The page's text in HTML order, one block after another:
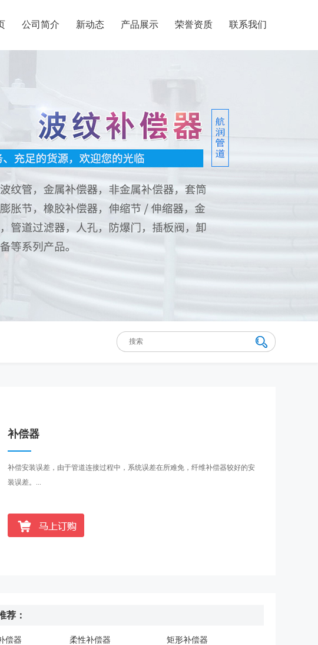
公司简介 新动态 产品展示 荣誉资质 联系我们
补偿器
补偿安装误差，由于管道连接过程中，系统误差在所难免，纤维补偿器较好的安
装误差。...
荐：
偿器 柔性补偿器 矩形补偿器